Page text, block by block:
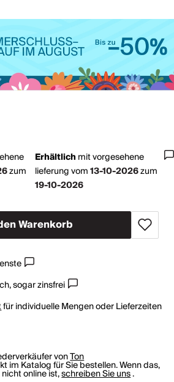
zum
Erhältlich mitvorgesehene
lieferung vom13-10-2026zum
19-10-2026
Warenkorb
sogar zinsfrei
für individuelle Mengen oder Lieferzeiten
vonTon
im Katalog für Sie bestellen. Wenn das,
online ist,schreiben Sie uns.